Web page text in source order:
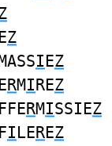
EZ
IEZ
RMIREZ
FFERMISSIEZ
ILEREZ